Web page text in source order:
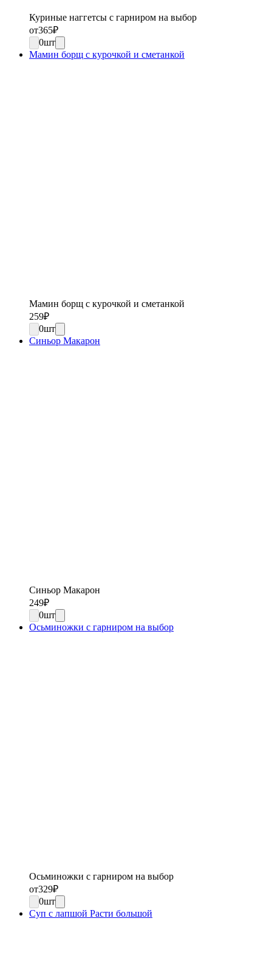
Куриные наггетсы с гарниром на выбор
от365₽
0шт
Мамин борщ с курочкой и сметанкой
Мамин борщ с курочкой и сметанкой
259₽
0шт
Синьор Макарон
Синьор Макарон
249₽
0шт
Осьминожки с гарниром на выбор
Осьминожки с гарниром на выбор
от329₽
0шт
Суп с лапшой Расти большой